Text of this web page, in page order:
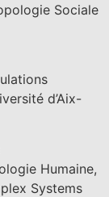
Sociale
d’Aix-
Humaine,
Systems